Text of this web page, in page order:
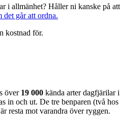
allmänhet? Håller ni kanske på
det går att ordna.
kostnad för.
över 19 000 kända arter dagfjärilar
in och ut. De tre benparen (två
resta mot varandra över ryggen.